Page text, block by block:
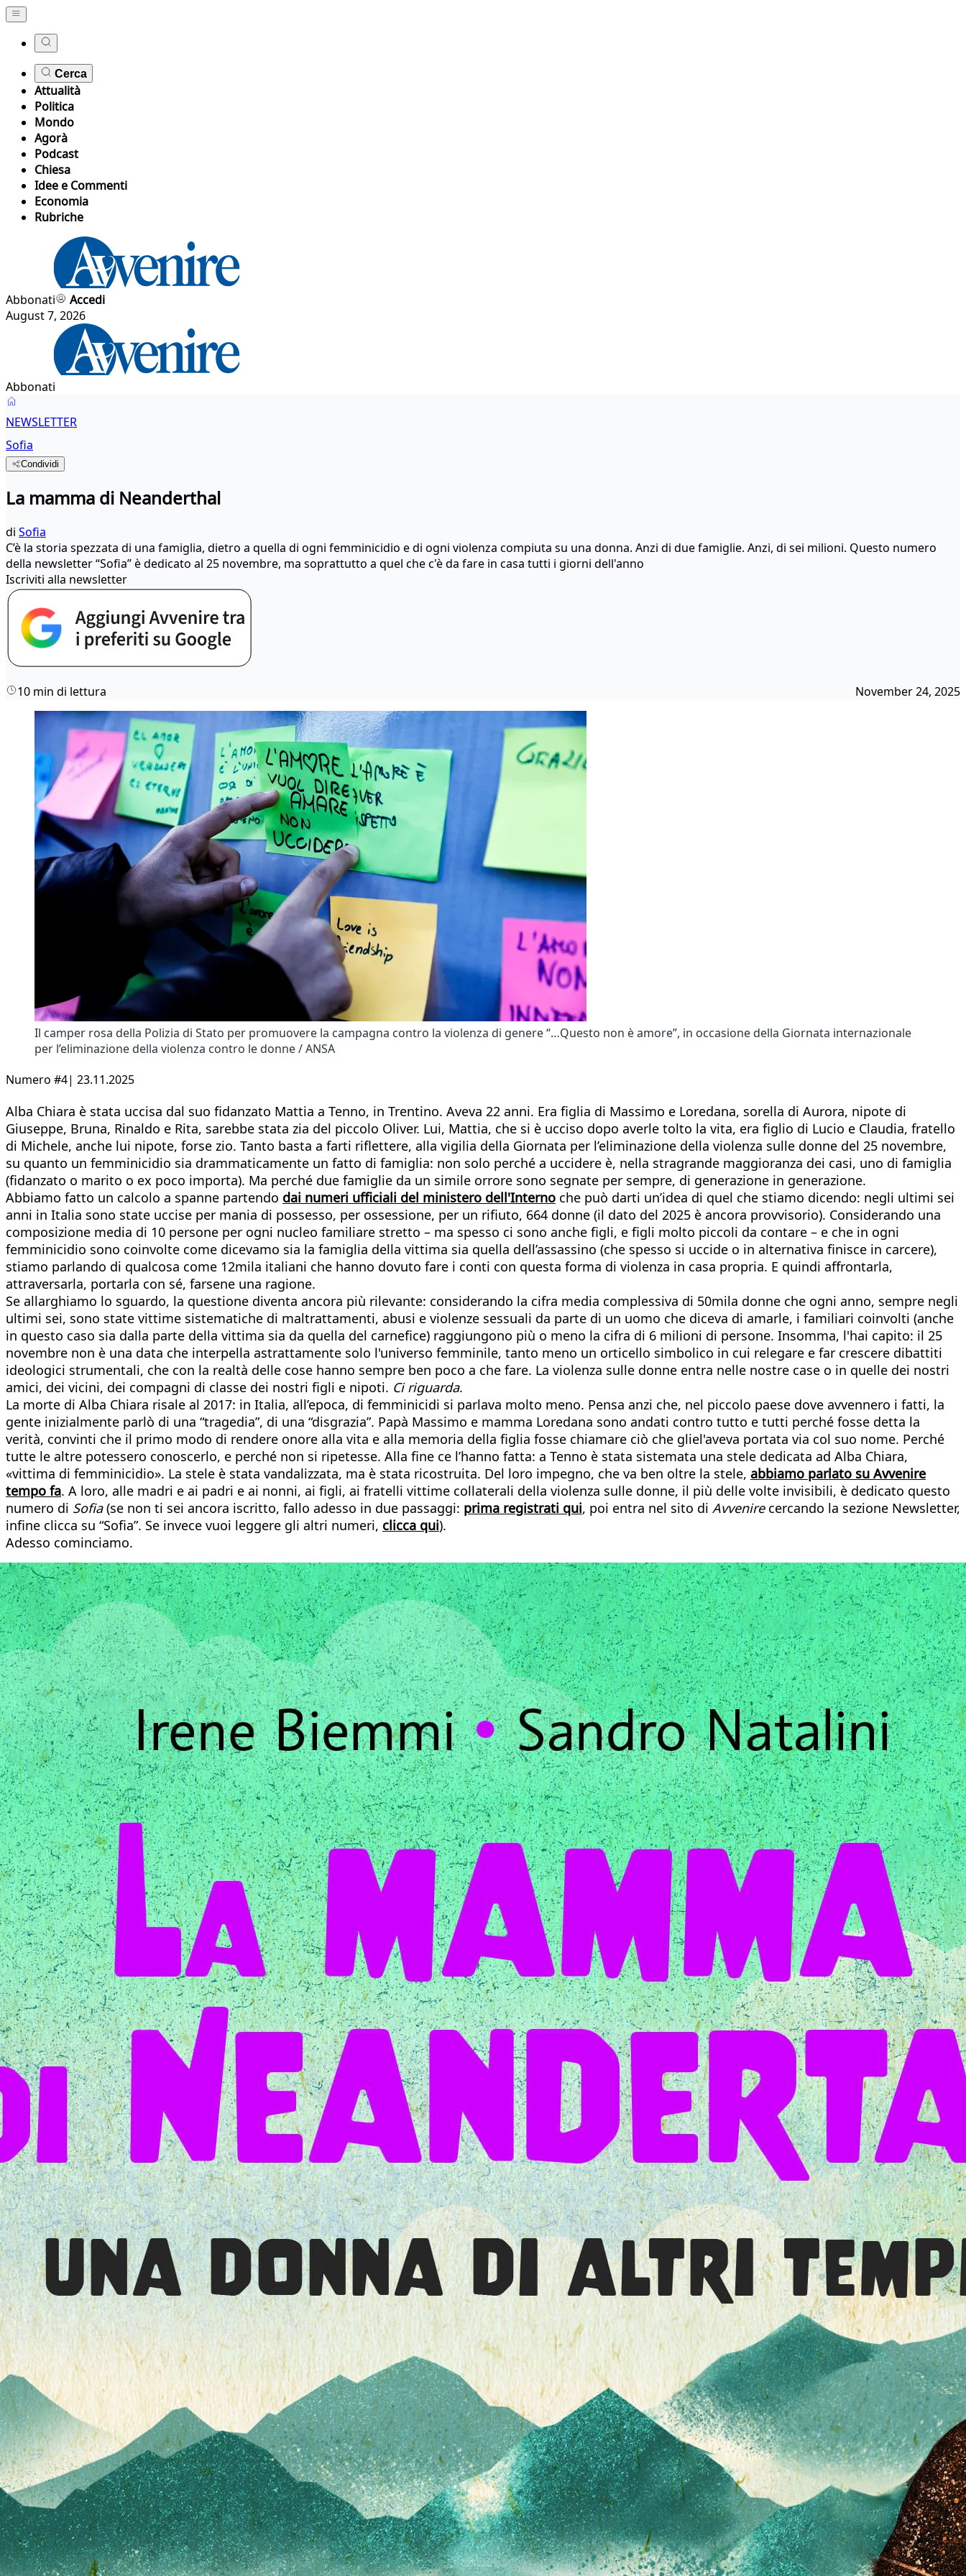
Cerca
Attualità
Politica
Mondo
Agorà
Podcast
Chiesa
Idee e Commenti
Economia
Rubriche
Abbonati
Accedi
August 7, 2026
Abbonati
NEWSLETTER
Sofia
Condividi
La mamma di Neanderthal
di Sofia
C’è la storia spezzata di una famiglia, dietro a quella di ogni femminicidio e di ogni violenza compiuta su una donna. Anzi di due famiglie. Anzi, di sei milioni. Questo numero
della newsletter “Sofia” è dedicato al 25 novembre, ma soprattutto a quel che c'è da fare in casa tutti i giorni dell'anno
Iscriviti alla newsletter
10 min di lettura November 24, 2025
Il camper rosa della Polizia di Stato per promuovere la campagna contro la violenza di genere “…Questo non è amore”, in occasione della Giornata internazionale
per l’eliminazione della violenza contro le donne / ANSA
Numero #4| 23.11.2025
Alba Chiara è stata uccisa dal suo fidanzato Mattia a Tenno, in Trentino. Aveva 22 anni. Era figlia di Massimo e Loredana, sorella di Aurora, nipote di
Giuseppe, Bruna, Rinaldo e Rita, sarebbe stata zia del piccolo Oliver. Lui, Mattia, che si è ucciso dopo averle tolto la vita, era figlio di Lucio e Claudia, fratello
di Michele, anche lui nipote, forse zio. Tanto basta a farti riflettere, alla vigilia della Giornata per l’eliminazione della violenza sulle donne del 25 novembre,
su quanto un femminicidio sia drammaticamente un fatto di famiglia: non solo perché a uccidere è, nella stragrande maggioranza dei casi, uno di famiglia
(fidanzato o marito o ex poco importa). Ma perché due famiglie da un simile orrore sono segnate per sempre, di generazione in generazione.
Abbiamo fatto un calcolo a spanne partendo dai numeri ufficiali del ministero dell'Interno che può darti un’idea di quel che stiamo dicendo: negli ultimi sei
anni in Italia sono state uccise per mania di possesso, per ossessione, per un rifiuto, 664 donne (il dato del 2025 è ancora provvisorio). Considerando una
composizione media di 10 persone per ogni nucleo familiare stretto – ma spesso ci sono anche figli, e figli molto piccoli da contare – e che in ogni
femminicidio sono coinvolte come dicevamo sia la famiglia della vittima sia quella dell’assassino (che spesso si uccide o in alternativa finisce in carcere),
stiamo parlando di qualcosa come 12mila italiani che hanno dovuto fare i conti con questa forma di violenza in casa propria. E quindi affrontarla,
attraversarla, portarla con sé, farsene una ragione.
Se allarghiamo lo sguardo, la questione diventa ancora più rilevante: considerando la cifra media complessiva di 50mila donne che ogni anno, sempre negli
ultimi sei, sono state vittime sistematiche di maltrattamenti, abusi e violenze sessuali da parte di un uomo che diceva di amarle, i familiari coinvolti (anche
in questo caso sia dalla parte della vittima sia da quella del carnefice) raggiungono più o meno la cifra di 6 milioni di persone. Insomma, l'hai capito: il 25
novembre non è una data che interpella astrattamente solo l'universo femminile, tanto meno un orticello simbolico in cui relegare e far crescere dibattiti
ideologici strumentali, che con la realtà delle cose hanno sempre ben poco a che fare. La violenza sulle donne entra nelle nostre case o in quelle dei nostri
amici, dei vicini, dei compagni di classe dei nostri figli e nipoti. Ci riguarda.
La morte di Alba Chiara risale al 2017: in Italia, all’epoca, di femminicidi si parlava molto meno. Pensa anzi che, nel piccolo paese dove avvennero i fatti, la
gente inizialmente parlò di una “tragedia”, di una “disgrazia”. Papà Massimo e mamma Loredana sono andati contro tutto e tutti perché fosse detta la
verità, convinti che il primo modo di rendere onore alla vita e alla memoria della figlia fosse chiamare ciò che gliel'aveva portata via col suo nome. Perché
tutte le altre potessero conoscerlo, e perché non si ripetesse. Alla fine ce l’hanno fatta: a Tenno è stata sistemata una stele dedicata ad Alba Chiara,
«vittima di femminicidio». La stele è stata vandalizzata, ma è stata ricostruita. Del loro impegno, che va ben oltre la stele, abbiamo parlato su Avvenire
tempo fa. A loro, alle madri e ai padri e ai nonni, ai figli, ai fratelli vittime collaterali della violenza sulle donne, il più delle volte invisibili, è dedicato questo
numero di Sofia(se non ti sei ancora iscritto, fallo adesso in due passaggi: prima registrati qui, poi entra nel sito di Avvenirecercando la sezione Newsletter,
infine clicca su “Sofia”. Se invece vuoi leggere gli altri numeri, clicca qui).
Adesso cominciamo.